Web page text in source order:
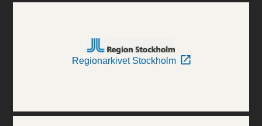
Regionarkivet Stockholm